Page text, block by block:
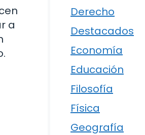
a
Derecho
Destacados
Economía
Educación
Filosofía
Física
Geografía